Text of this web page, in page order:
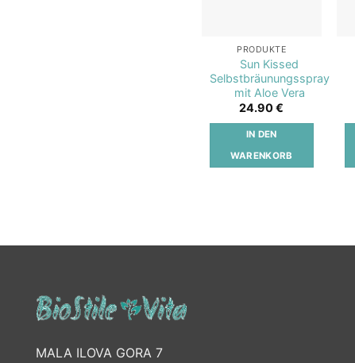
PRODUKTE
Sun Kissed
Selbstbräunungsspray
mit Aloe Vera
24.90€
IN DEN
WARENKORB
MALA ILOVA GORA 7